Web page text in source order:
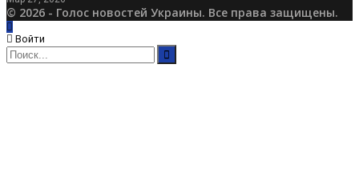
© 2026 - Голос новостей Украины. Все права защищены.
Войти